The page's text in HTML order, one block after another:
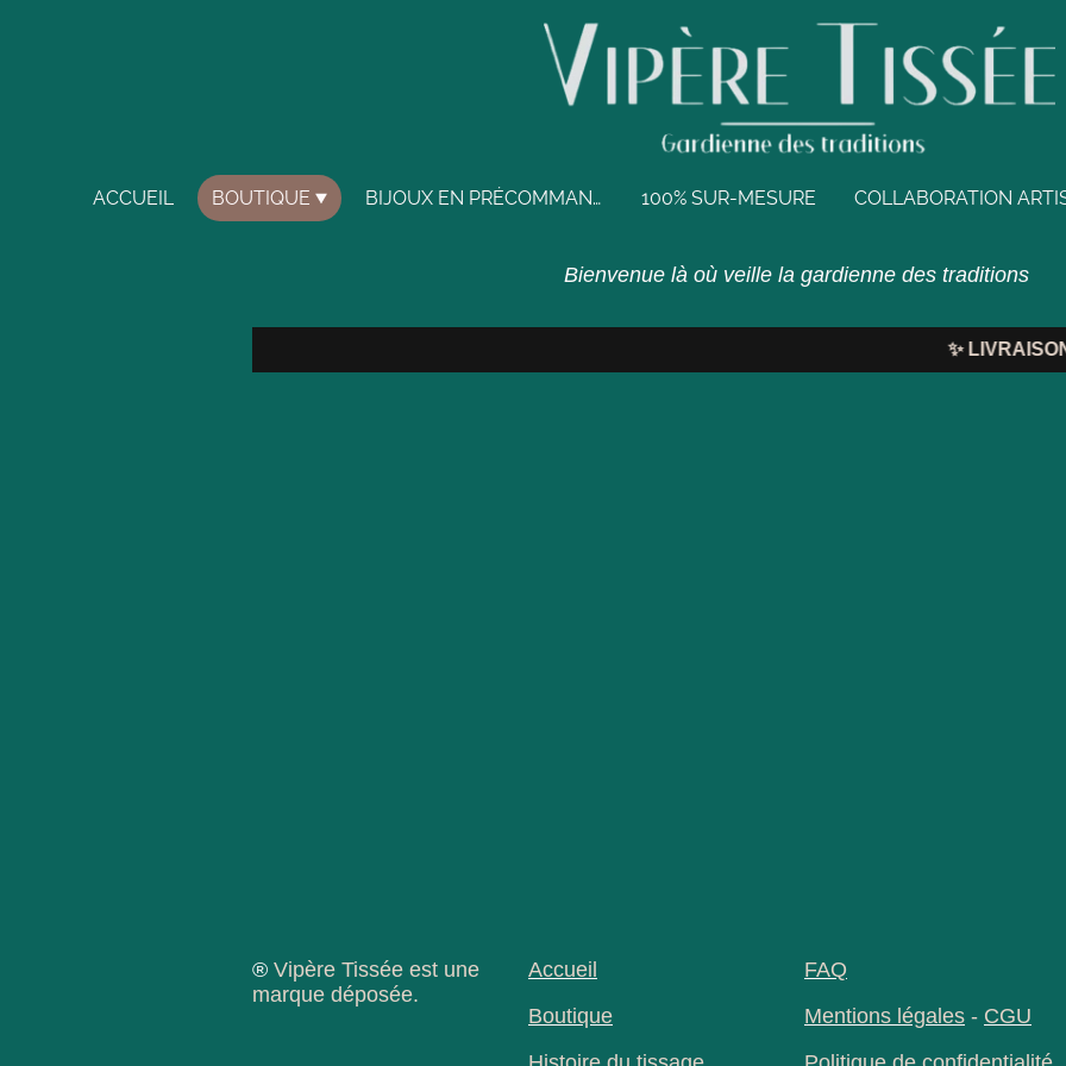
ACCUEIL BOUTIQUE BIJOUX EN PRÉCOMMANDE 100% SUR-MESURE
Bienvenue là où veille la gardienne des traditions
✨LIVRAISON
® Vipère Tissée est une
marque déposée.
Accueil
Boutique
FAQ
Mentions légales - CGU